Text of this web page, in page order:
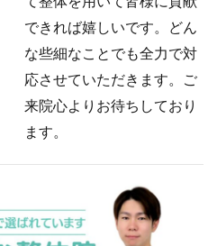
できれば嬉しいです。どん
な些細なことでも全力で対
応させていただきます。ご
来院心よりお待ちしており
ます。